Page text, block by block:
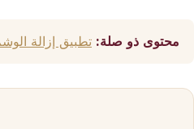
محتوى ذو صلة: تطبيق إزالة